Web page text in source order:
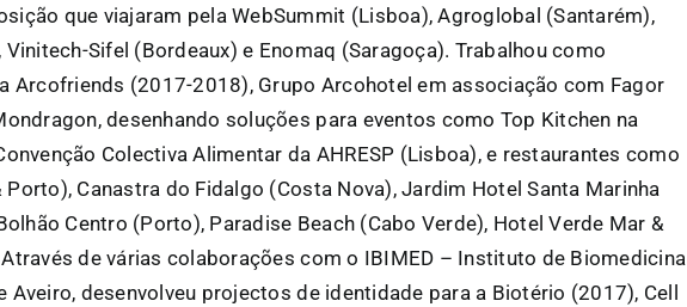
que viajaram pela WebSummit (Lisboa), Agroglobal (Santarém),
Vinitech-Sifel (Bordeaux) e Enomaq (Saragoça). Trabalhou como
Arcofriends (2017-2018), Grupo Arcohotel em associação com Fagor
desenhando soluções para eventos como Top Kitchen na
Colectiva Alimentar da AHRESP (Lisboa), e restaurantes como
Porto), Canastra do Fidalgo (Costa Nova), Jardim Hotel Santa Marinha
Centro (Porto), Paradise Beach (Cabo Verde), Hotel Verde Mar &
Através de várias colaborações com o IBIMED – Instituto de Biomedicina
Aveiro, desenvolveu projectos de identidade para a Biotério (2017), Cell